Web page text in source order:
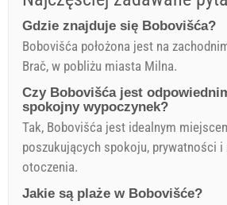
Gdzie znajduje się Bobovišća?
Bobovišća położona jest na
Brač, w pobliżu miasta Milna.
Czy Bobovišća jest
spokojny wypoczynek?
Tak, Bobovišća jest idealnym
poszukujących spokoju, prywatności i
otoczenia.
Jakie są plaże w Bobovišće?